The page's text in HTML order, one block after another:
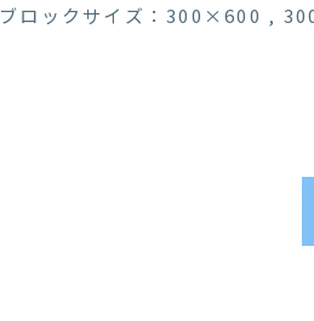
ブロックサイズ：300×600 ,